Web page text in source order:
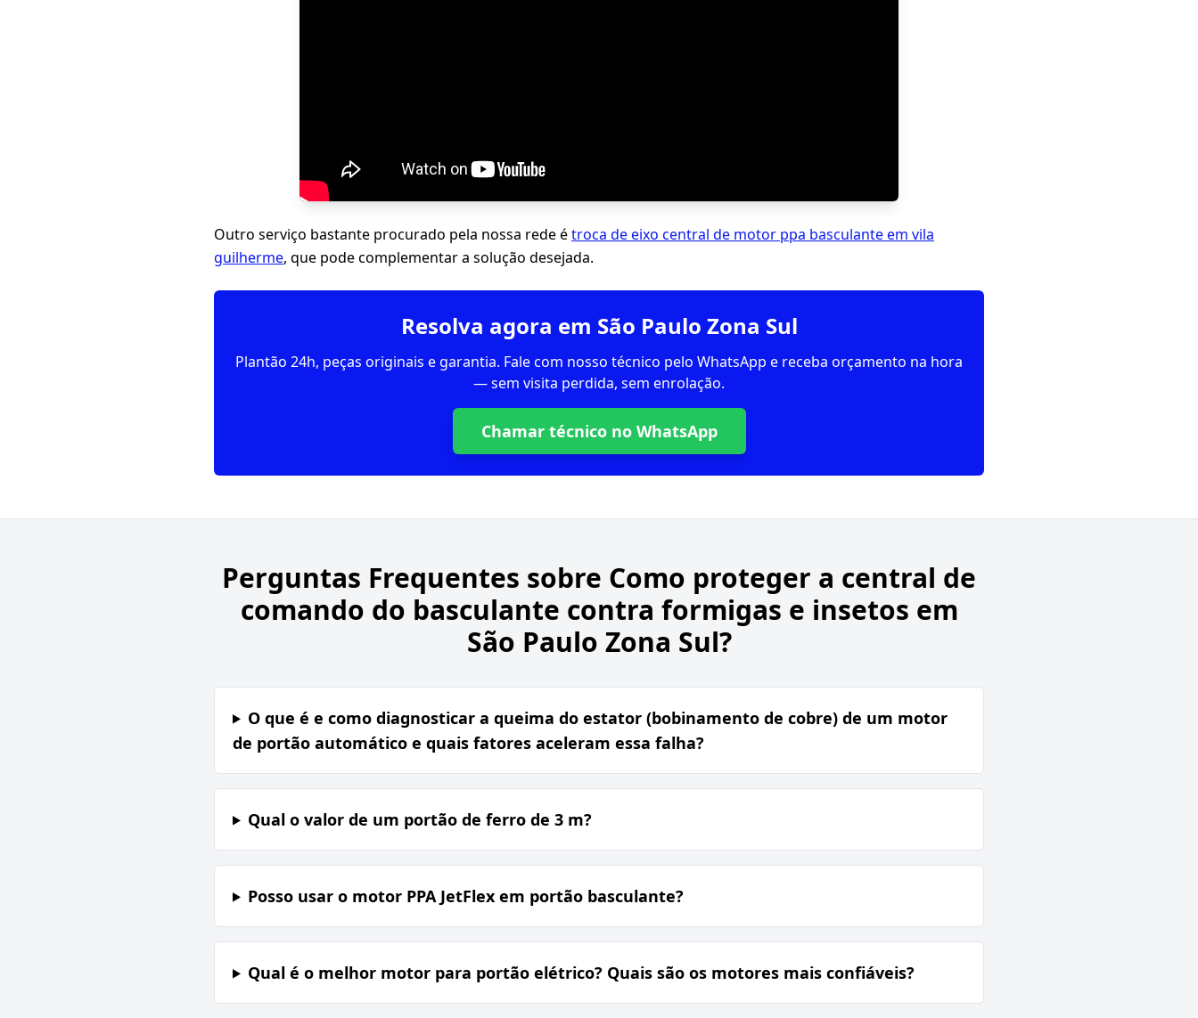
Outro serviço bastante procurado pela nossa rede étroca de eixo central de motor ppa basculante em vila
guilherme, que pode complementar a solução desejada.
Resolva agora em São Paulo Zona Sul
Plantão 24h, peças originais e garantia. Fale com nosso técnico pelo WhatsApp e receba orçamento na hora
— sem visita perdida, sem enrolação.
Chamar técnico no WhatsApp
Perguntas Frequentes sobre Como proteger a central de
comando do basculante contra formigas e insetos em
São Paulo Zona Sul?
O que é e como diagnosticar a queima do estator (bobinamento de cobre) de um motor
de portão automático e quais fatores aceleram essa falha?
Qual o valor de um portão de ferro de 3 m?
Posso usar o motor PPA JetFlex em portão basculante?
Qual é o melhor motor para portão elétrico? Quais são os motores mais confiáveis?